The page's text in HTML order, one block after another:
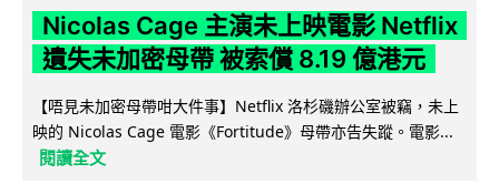
Nicolas Cage 主演未上映電影 Netflix
遺失未加密母帶 被索償 8.19 億港元
【唔見未加密母帶咁大件事】Netflix 洛杉磯辦公室被竊，未上
映的 Nicolas Cage 電影《Fortitude》母帶亦告失蹤。電影...
閱讀全文